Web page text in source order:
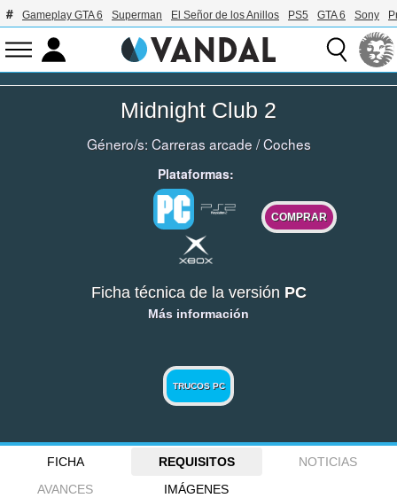
Gameplay GTA 6 Superman El Señor de los Anillos PS5 GTA 6 Sony
Midnight Club 2
Género/s: Carreras arcade /Coches
Plataformas:
COMPRAR
Ficha técnica de la versión PC
Más información
TRUCOS PC
FICHA REQUISITOS
NOTICIAS
AVANCES
IMÁGENES